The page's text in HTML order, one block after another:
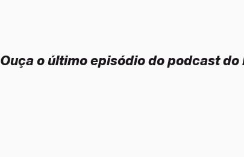
Ouça o último episódio do podcast